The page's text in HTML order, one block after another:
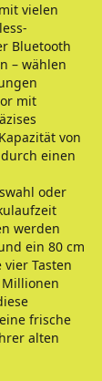
vielen
Bluetooth
– wählen
mit
von
einen
oder
werden
ein 80 cm
Tasten
frische
alten